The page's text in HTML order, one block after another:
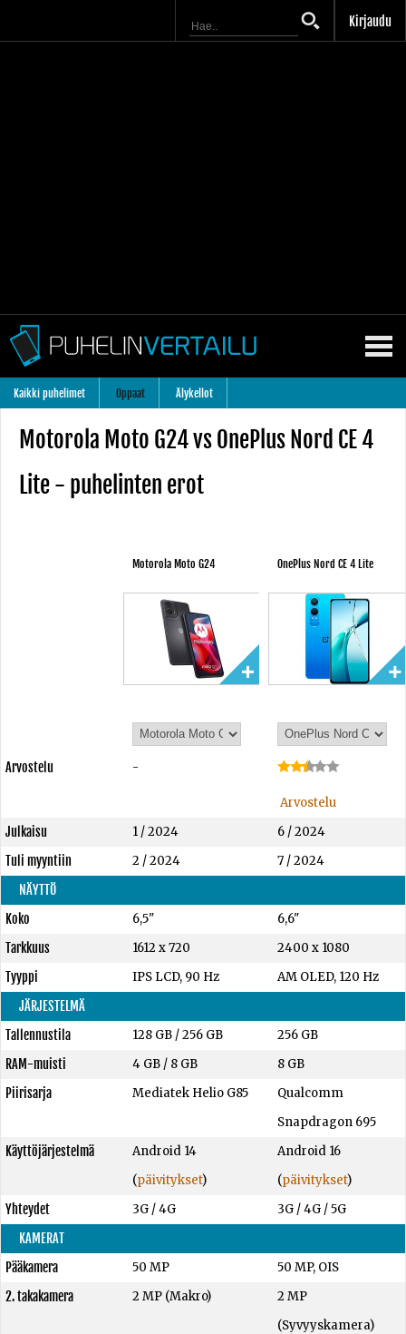
Kirjaudu
Kaikki puhelimet Oppaat Älykellot
Motorola Moto G24 vs OnePlus Nord CE 4
Lite - puhelinten erot
Motorola Moto G24 OnePlus Nord CE 4 Lite
Arvostelu -
Arvostelu
Julkaisu
1 / 2024
6 / 2024
Tuli myyntiin
2 / 2024
7 / 2024
NÄYTTÖ
Koko
6,5"
6,6"
Tarkkuus
1612 x 720
2400 x 1080
Tyyppi
IPS LCD, 90 Hz
AM OLED, 120 Hz
JÄRJESTELMÄ
Tallennustila
128 GB/256 GB
256 GB
RAM-muisti
4 GB/ 8 GB
8 GB
Piirisarja
Mediatek Helio G85
Qualcomm
Snapdragon 695
Käyttöjärjestelmä
Android 14
(päivitykset)
Android 16
(päivitykset)
Yhteydet
3G / 4G
3G / 4G / 5G
KAMERAT
Pääkamera
50 MP
50 MP, OIS
2. takakamera
2 MP (Makro)
2 MP
(Syvyyskamera)